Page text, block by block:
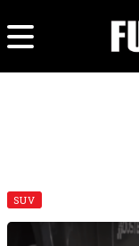
SUV